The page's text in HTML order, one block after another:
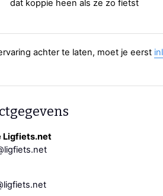
dat koppie heen als ze zo fietst
achter te laten, moet je eerst
Ligfiets.net